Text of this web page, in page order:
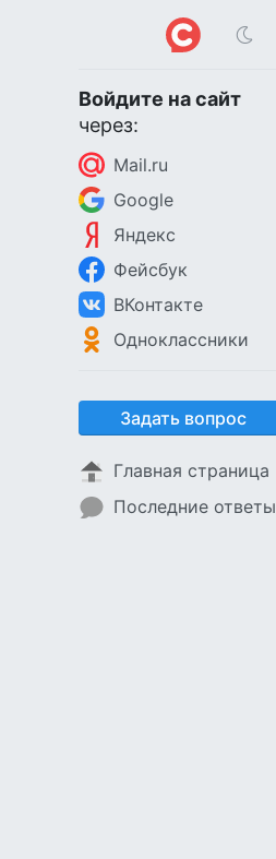
Войдите на сайт
через:
Mail.ru
Google
Яндекс
Фейсбук
ВКонтакте
Одноклассники
Задать вопрос
Главная страница
Последние ответы